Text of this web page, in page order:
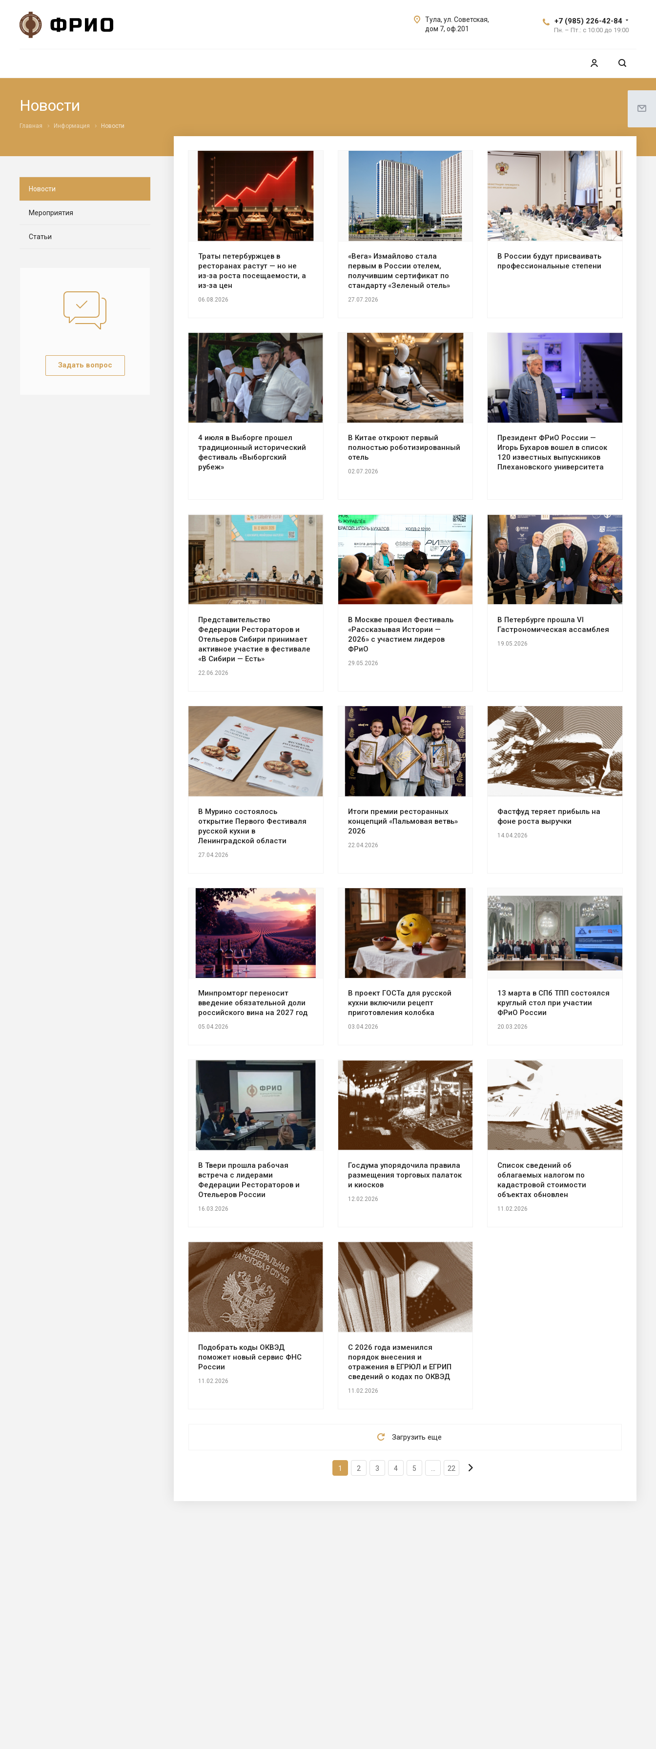
+7 (985) 226-42-84
Пн. – Пт.: с 10:00 до 19:00
Тула, ул. Советская,
дом 7, оф.201
Новости
Главная Информация Новости
Траты петербуржцев в
ресторанах растут — но не
из‑за роста посещаемости, а
из‑за цен
06.08.2026
«Вега» Измайлово стала
первым в России отелем,
получившим сертификат по
стандарту «Зеленый отель»
27.07.2026
В России будут присваивать
профессиональные степени
4 июля в Выборге прошел
традиционный исторический
фестиваль «Выборгский
рубеж»
В Китае откроют первый
полностью роботизированный
отель
02.07.2026
Президент ФРиО России —
Игорь Бухаров вошел в список
120 известных выпускников
Плехановского университета
Представительство
Федерации Рестораторов и
Отельеров Сибири принимает
активное участие в фестивале
«В Сибири — Есть»
22.06.2026
В Москве прошел Фестиваль
«Рассказывая Истории —
2026» с участием лидеров
ФРиО
29.05.2026
В Петербурге прошла VI
Гастрономическая ассамблея
19.05.2026
В Мурино состоялось
открытие Первого Фестиваля
русской кухни в
Ленинградской области
27.04.2026
Итоги премии ресторанных
концепций «Пальмовая ветвь»
2026
22.04.2026
Фастфуд теряет прибыль на
фоне роста выручки
14.04.2026
Минпромторг переносит
введение обязательной доли
российского вина на 2027 год
05.04.2026
В проект ГОСТа для русской
кухни включили рецепт
приготовления колобка
03.04.2026
13 марта в СПб ТПП состоялся
круглый стол при участии
ФРиО России
20.03.2026
В Твери прошла рабочая
встреча с лидерами
Федерации Рестораторов и
Отельеров России
16.03.2026
Госдума упорядочила правила
размещения торговых палаток
и киосков
12.02.2026
Список сведений об
облагаемых налогом по
кадастровой стоимости
объектах обновлен
11.02.2026
Подобрать коды ОКВЭД
поможет новый сервис ФНС
России
11.02.2026
С 2026 года изменился
порядок внесения и
отражения в ЕГРЮЛ и ЕГРИП
сведений о кодах по ОКВЭД
11.02.2026
Загрузить еще
1 2 3 4 5 22
Новости
Мероприятия
Статьи
Задать вопрос